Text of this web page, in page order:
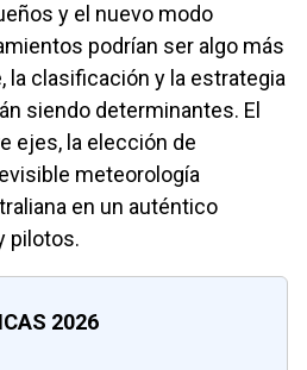
y el nuevo modo
podrían ser algo más
clasificación y la estrategia
siendo determinantes. El
ejes, la elección de
meteorología
en un auténtico
pilotos.
2026